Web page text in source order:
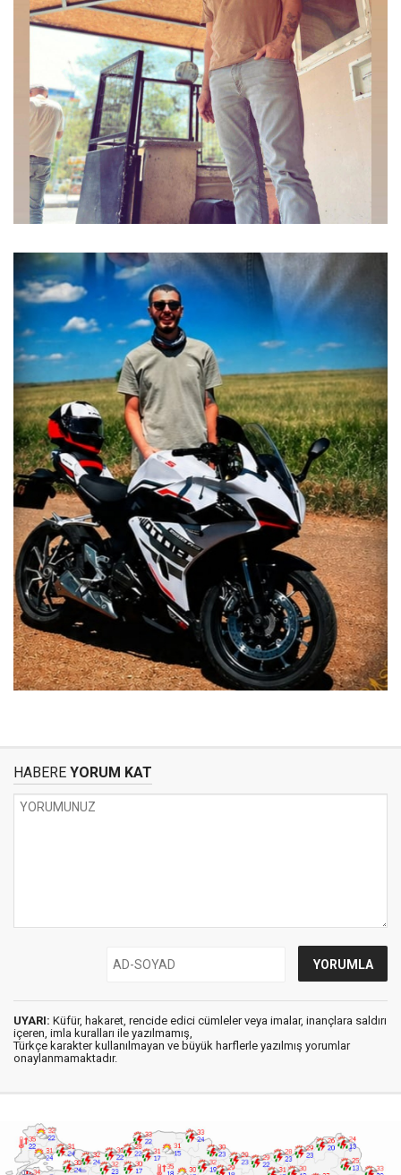
HABERE YORUM KAT
UYARI: Küfür, hakaret, rencide edici cümleler veya imalar, inançlara saldırı
içeren, imla kuralları ile yazılmamış,
Türkçe karakter kullanılmayan ve büyük harflerle yazılmış yorumlar
onaylanmamaktadır.